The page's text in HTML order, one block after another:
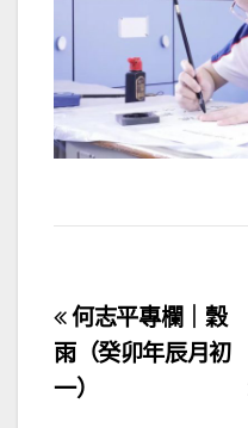
文
章
導
何志平專欄｜穀
雨（癸卯年辰月初
一）